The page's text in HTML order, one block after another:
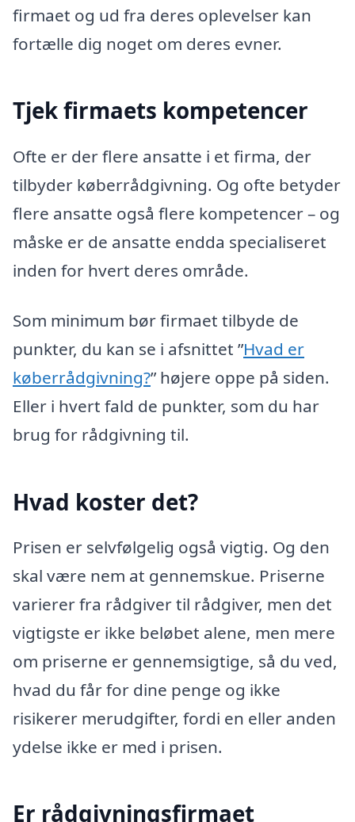
firmaet og ud fra deres oplevelser kan
fortælle dig noget om deres evner.
Tjek firmaets kompetencer
Ofte er der flere ansatte i et firma, der
tilbyder køberrådgivning. Og ofte betyder
flere ansatte også flere kompetencer – og
måske er de ansatte endda specialiseret
inden for hvert deres område.
Som minimum bør firmaet tilbyde de
punkter, du kan se i afsnittet ”Hvad er
køberrådgivning?” højere oppe på siden.
Eller i hvert fald de punkter, som du har
brug for rådgivning til.
Hvad koster det?
Prisen er selvfølgelig også vigtig. Og den
skal være nem at gennemskue. Priserne
varierer fra rådgiver til rådgiver, men det
vigtigste er ikke beløbet alene, men mere
om priserne er gennemsigtige, så du ved,
hvad du får for dine penge og ikke
risikerer merudgifter, fordi en eller anden
ydelse ikke er med i prisen.
Er rådgivningsfirmaet